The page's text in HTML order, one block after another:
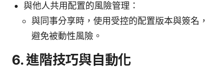
與他人共用配置的風險管理：
與同事分享時，使用受控的配置版本與簽名，
避免被動性風險。
6. 進階技巧與自動化